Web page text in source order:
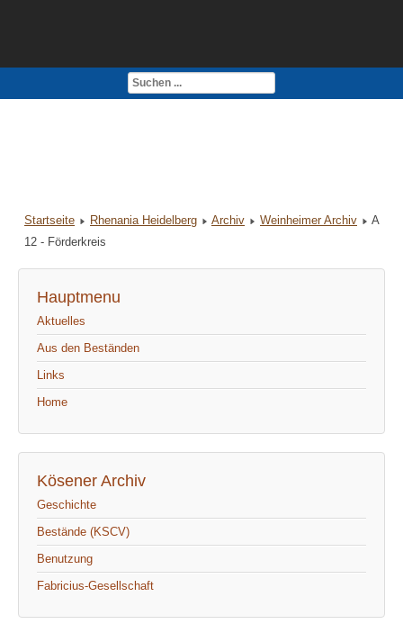
Impressum
Startseite Rhenania Heidelberg Archiv Weinheimer Archiv
A
12 - Förderkreis
Hauptmenu
Aktuelles
Aus den Beständen
Links
Home
Kösener Archiv
Geschichte
Bestände (KSCV)
Benutzung
Fabricius-Gesellschaft